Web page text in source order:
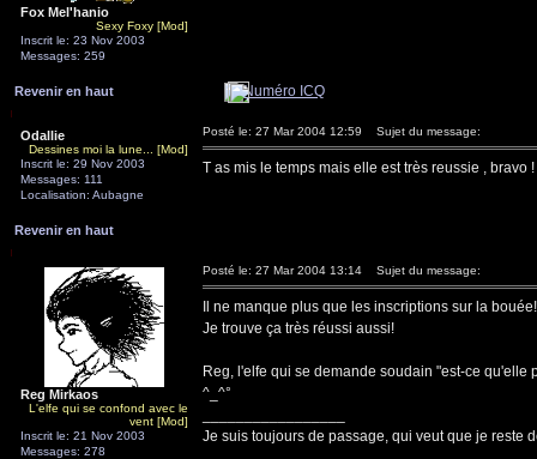
Fox Mel'hanio
Sexy Foxy [Mod]
Inscrit le: 23 Nov 2003
Messages: 259
Revenir en haut
Odallie
Dessines moi la lune... [Mod]
Inscrit le: 29 Nov 2003
Messages: 111
Localisation: Aubagne
Posté le: 27 Mar 2004 12:59 Sujet du message:
T as mis le temps mais elle est très reussie , bravo !
Revenir en haut
Reg Mirkaos
L'elfe qui se confond avec le
vent [Mod]
Inscrit le: 21 Nov 2003
Messages: 278
Posté le: 27 Mar 2004 13:14 Sujet du message:
Il ne manque plus que les inscriptions sur la
Je trouve ça très réussi aussi!
Reg, l'elfe qui se demande soudain "est-ce qu'elle
^_^°
Je suis toujours de passage, qui veut que je reste